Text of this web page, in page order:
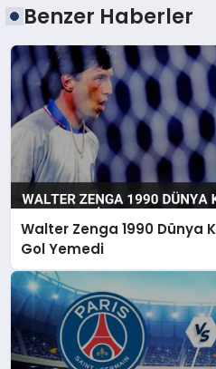
Benzer Haberler
Walter Zenga 1990 Dünya
Gol Yemedi